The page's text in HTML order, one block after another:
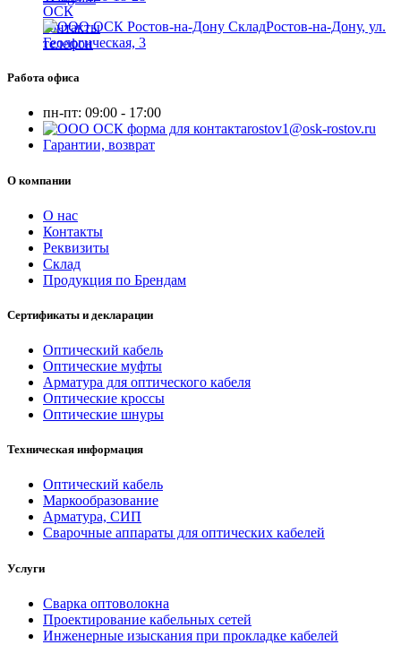
Ростов-на-Дону, ул.
Геологическая, 3
Работа офиса
пн-пт: 09:00 - 17:00
rostov1@osk-rostov.ru
Гарантии, возврат
О компании
О нас
Контакты
Реквизиты
Склад
Продукция по Брендам
Сертификаты и декларации
Оптический кабель
Оптические муфты
Арматура для оптического кабеля
Оптические кроссы
Оптические шнуры
Техническая информация
Оптический кабель
Маркообразование
Арматура, СИП
Сварочные аппараты для оптических кабелей
Услуги
Сварка оптоволокна
Проектирование кабельных сетей
Инженерные изыскания при прокладке кабелей